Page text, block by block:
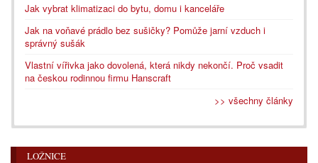
Jak vybrat klimatizaci do bytu, domu i kanceláře
Jak na voňavé prádlo bez sušičky? Pomůže jarní vzduch i
správný sušák
Vlastní vířivka jako dovolená, která nikdy nekončí. Proč vsadit
na českou rodinnou firmu Hanscraft
>> všechny články
LOŽNICE